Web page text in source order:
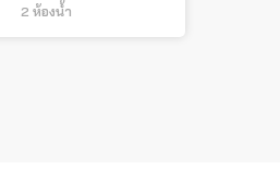
2 ห้องน้ำ